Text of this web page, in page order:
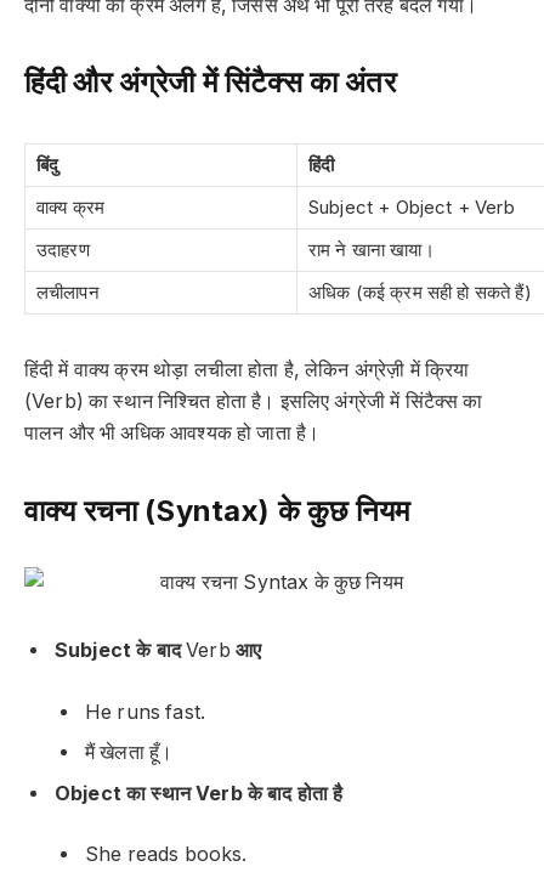
दोनों वाक्यों का क्रम अलग है, जिससे अर्थ भी पूरी तरह बदल गया।
हिंदी और अंग्रेजी में सिंटैक्स का अंतर
बिंदु
हिंदी
वाक्य क्रम
Subject + Object + Verb
उदाहरण
राम ने खाना खाया।
लचीलापन
अधिक (कई क्रम सही हो सकते हैं)
हिंदी में वाक्य क्रम थोड़ा लचीला होता है, लेकिन अंग्रेज़ी में क्रिया
(Verb) का स्थान निश्चित होता है। इसलिए अंग्रेजी में सिंटैक्स का
पालन और भी अधिक आवश्यक हो जाता है।
वाक्य रचना (Syntax) के कुछ नियम
Subject के बादVerb आए
He runs fast.
मैंखेलताहूँ।
Object का स्थान Verb के बाद होता है
She reads books.